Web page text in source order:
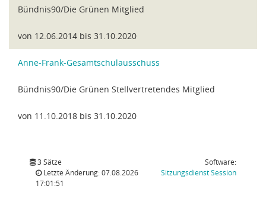
Bündnis90/Die Grünen Mitglied
von 12.06.2014 bis 31.10.2020
Anne-Frank-Gesamtschulausschuss
Bündnis90/Die Grünen Stellvertretendes Mitglied
von 11.10.2018 bis 31.10.2020
3 Sätze
Letzte Änderung: 07.08.2026
17:01:51
Software:
SitzungsdienstSession(Wird in